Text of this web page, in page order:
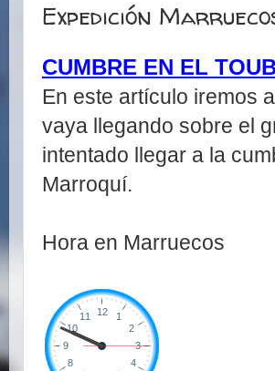
Expedición
CUMBRE EN EL
En este artículo iremos
vaya llegando sobre el
intentado llegar a la
Marroquí.
Hora en Marruecos